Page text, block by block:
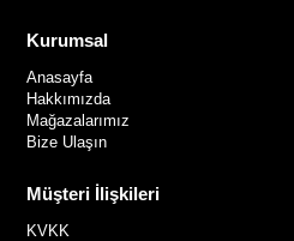
Kurumsal
Anasayfa
Hakkımızda
Mağazalarımız
Bize Ulaşın
Müşteri İlişkileri
KVKK